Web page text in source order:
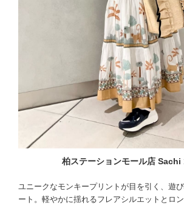
柏ステーションモール店 Sachi
ユニークなモンキープリントが目を引く、遊
ート。軽やかに揺れるフレアシルエットとロ